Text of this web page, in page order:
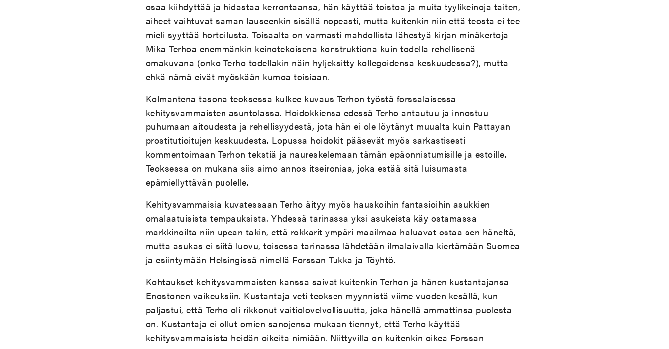
osaa kiihdyttää ja hidastaa kerrontaansa, hän käyttää toistoa ja muita tyylikeinoja taiten,
aiheet vaihtuvat saman lauseenkin sisällä nopeasti, mutta kuitenkin niin että teosta ei tee
mieli syyttää hortoilusta. Toisaalta on varmasti mahdollista lähestyä kirjan minäkertoja
Mika Terhoa enemmänkin keinotekoisena konstruktiona kuin todella rehellisenä
omakuvana (onko Terho todellakin näin hyljeksitty kollegoidensa keskuudessa?), mutta
ehkä nämä eivät myöskään kumoa toisiaan.
Kolmantena tasona teoksessa kulkee kuvaus Terhon työstä forssalaisessa
kehitysvammaisten asuntolassa. Hoidokkiensa edessä Terho antautuu ja innostuu
puhumaan aitoudesta ja rehellisyydestä, jota hän ei ole löytänyt muualta kuin Pattayan
prostitutioitujen keskuudesta. Lopussa hoidokit pääsevät myös sarkastisesti
kommentoimaan Terhon tekstiä ja naureskelemaan tämän epäonnistumisille ja estoille.
Teoksessa on mukana siis aimo annos itseironiaa, joka estää sitä luisumasta
epämiellyttävän puolelle.
Kehitysvammaisia kuvatessaan Terho äityy myös hauskoihin fantasioihin asukkien
omalaatuisista tempauksista. Yhdessä tarinassa yksi asukeista käy ostamassa
markkinoilta niin upean takin, että rokkarit ympäri maailmaa haluavat ostaa sen häneltä,
mutta asukas ei siitä luovu, toisessa tarinassa lähdetään ilmalaivalla kiertämään Suomea
ja esiintymään Helsingissä nimellä Forssan Tukka ja Töyhtö.
Kohtaukset kehitysvammaisten kanssa saivat kuitenkin Terhon ja hänen kustantajansa
Enostonen vaikeuksiin. Kustantaja veti teoksen myynnistä viime vuoden kesällä, kun
paljastui, että Terho oli rikkonut vaitiolovelvollisuutta, joka hänellä ammattinsa puolesta
on. Kustantaja ei ollut omien sanojensa mukaan tiennyt, että Terho käyttää
kehitysvammaisista heidän oikeita nimiään. Niittyvilla on kuitenkin oikea Forssan